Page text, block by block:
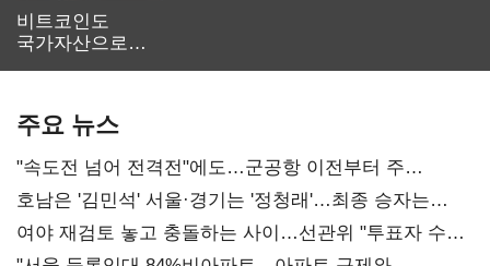
비트코인도
국가자산으로…'
주요 뉴스
"속도전 넘어 전격전"에도…군공항 이전부터 주
52시간까지 '뇌관'
호남은 '김민석' 서울·경기는 '정청래'…최종 승자는
'안갯속'
여야 재검토 놓고 충돌하는 사이…선관위 "투표자 수